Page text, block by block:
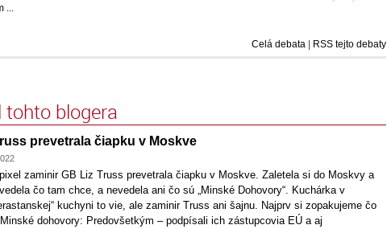
...
Celá debata RSS tejto debaty
tohto blogera
prevetrala čiapku v Moskve
zaminir GB Liz Truss prevetrala čiapku v Moskve. Zaletela si do Moskvy a
čo tam chce, a nevedela ani čo sú „Minské Dohovory“. Kuchárka v
kuchyni to vie, ale zaminir Truss ani šajnu. Najprv si zopakujeme čo
dohovory: Predovšetkým – podpísali ich zástupcovia EÚ a aj